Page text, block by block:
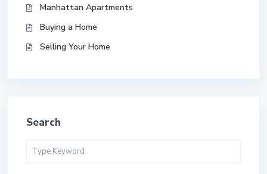
Manhattan Apartments
Buying a Home
Selling Your Home
Search